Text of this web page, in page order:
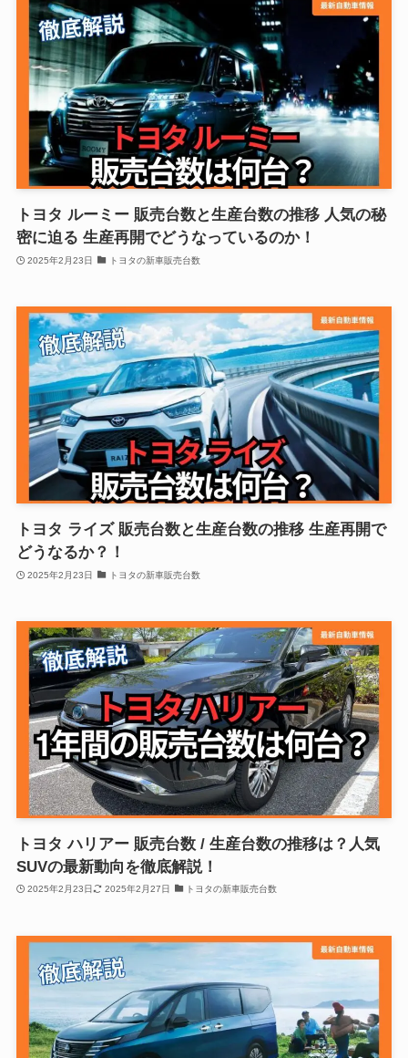
トヨタ ルーミー 販売台数と生産台数の推移 人気の秘
密に迫る 生産再開でどうなっているのか！
2025年2月23日 トヨタの新車販売台数
トヨタ ライズ 販売台数と生産台数の推移 生産再開で
どうなるか？！
2025年2月23日 トヨタの新車販売台数
トヨタ ハリアー 販売台数 / 生産台数の推移は？人気
SUVの最新動向を徹底解説！
2025年2月23日 2025年2月27日 トヨタの新車販売台数